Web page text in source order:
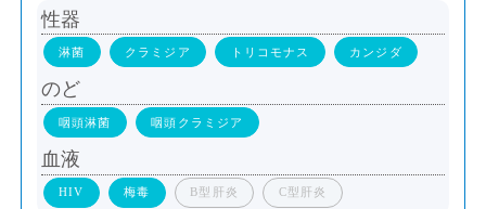
性器
淋菌 クラミジア トリコモナス カンジダ
のど
咽頭淋菌 咽頭クラミジア
血液
HIV 梅毒 B型肝炎 C型肝炎